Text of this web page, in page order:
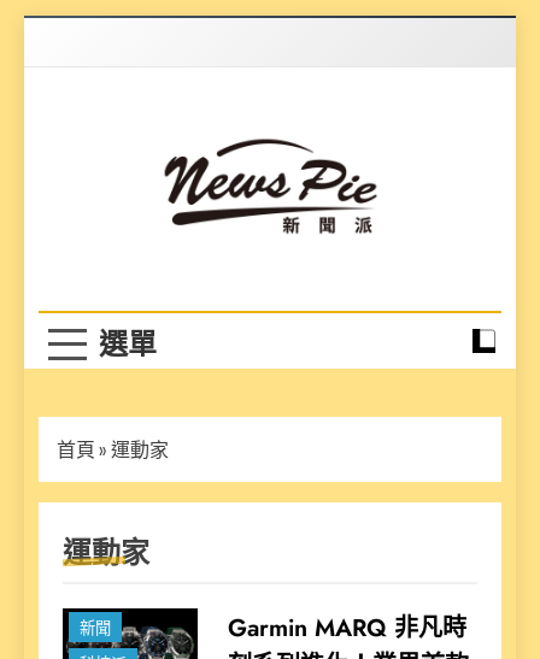
首頁 » 運動家
運動家
新聞
Garmin MARQ 非凡時